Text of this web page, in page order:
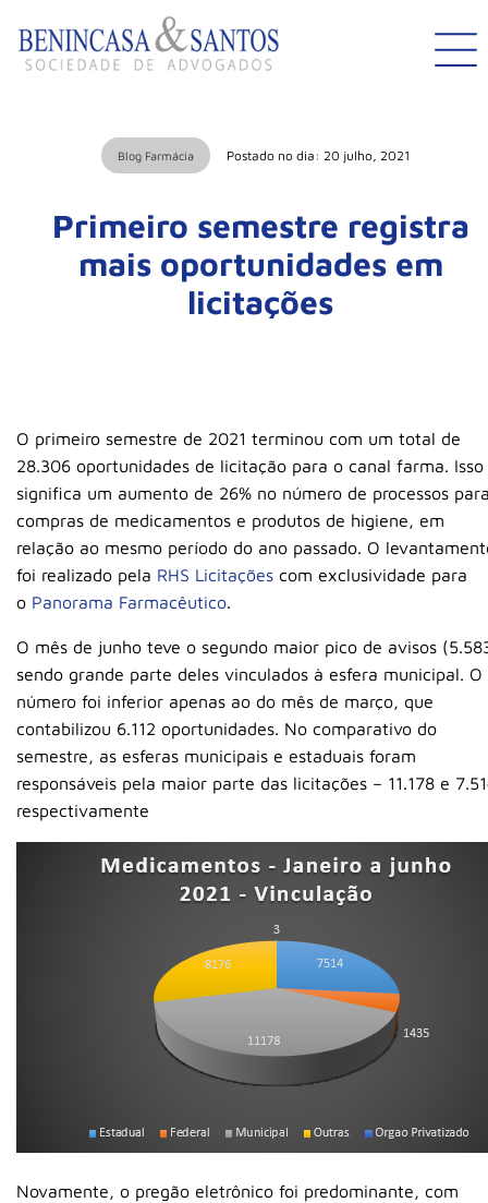
Blog Farmácia Postado no dia: 20 julho, 2021
Primeiro semestre registra
mais oportunidades em
licitações
O primeiro semestre de 2021 terminou com um total de
28.306 oportunidades de licitação para o canal farma. Isso
significa um aumento de 26% no número de processos
compras de medicamentos e produtos de higiene, em
relação ao mesmo período do ano passado. O
foi realizado pela RHS Licitações com exclusividade para
o Panorama Farmacêutico.
O mês de junho teve o segundo maior pico de avisos
sendo grande parte deles vinculados à esfera municipal. O
número foi inferior apenas ao do mês de março, que
contabilizou 6.112 oportunidades. No comparativo do
semestre, as esferas municipais e estaduais foram
responsáveis pela maior parte das licitações – 11.178 e
respectivamente
Novamente, o pregão eletrônico foi predominante, com